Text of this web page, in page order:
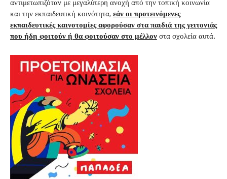
αντιμετωπιζόταν με μεγαλύτερη ανοχή από την τοπική κοινωνία
και την εκπαιδευτική κοινότητα, εάν οι προτεινόμενες
εκπαιδευτικές καινοτομίες αφορούσαν στα παιδιά της γειτονιάς
που ήδη φοιτούν ή θα φοιτούσαν στο μέλλον στα σχολεία αυτά.